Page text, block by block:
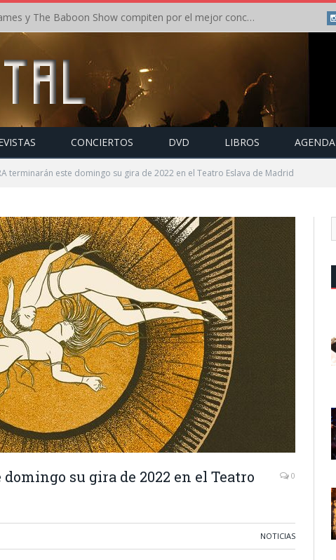
Crónica: In Flames y The Baboon Show compiten por el mejor concierto del día en el Leyendas del Rock – Viernes – Agosto 2026
CONCIERTOS DVD LIBROS AGENDA
terminarán este domingo su gira de 2022 en el Teatro Eslava de Madrid
su gira de 2022 en el Teatro
0
NOTICIAS